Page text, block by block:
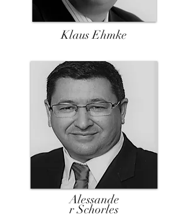
Klaus Ehmke
Alessande
r Schorles